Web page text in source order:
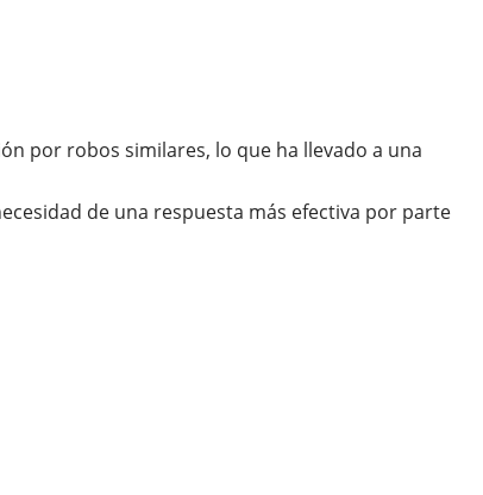
por robos similares, lo que ha llevado a una
de una respuesta más efectiva por parte